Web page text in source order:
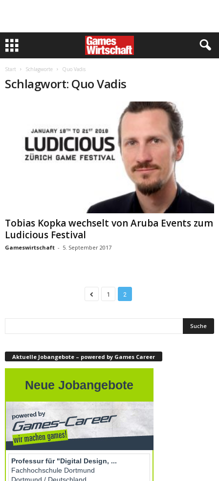
Start Schlagworte Quo Vadis
Schlagwort: Quo Vadis
Tobias Kopka wechselt von Aruba Events zum
Ludicious Festival
Gameswirtschaft - 5. September 2017
1 2
Aktuelle Jobangebote – powered by Games Career